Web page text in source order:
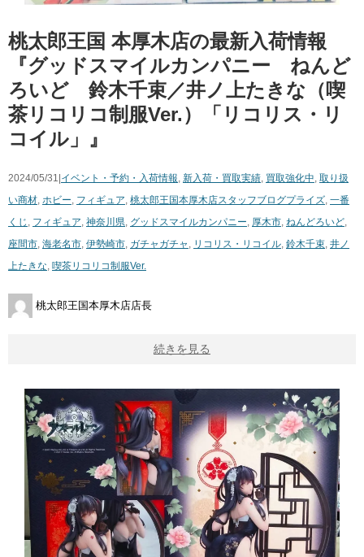
桃太郎王国 本厚木店の最新入荷情報
『グッドスマイルカンパニー ねんど
ろいど 鈴木千束／井ノ上たきな（喫
茶リコリコ制服Ver.）「リコリス・リ
コイル」』
2024/05/31| イベント・予約・入荷情報, 新入荷・買取実績, 買取強化中, 取り扱
い商材, ホビー, フィギュア, 桃太郎王国本厚木店スタッフブログプライズ, 一番
くじ , フィギュア, 神奈川県, グッドスマイルカンパニー, 厚木市, ねんどろいど,
座間市, 海老名市, 伊勢崎市, ガチャガチャ , リコリス・リコイル, 鈴木千束, 井ノ
上たきな, 喫茶リコリコ制服Ver.
桃太郎王国本厚木店店長
続きを見る